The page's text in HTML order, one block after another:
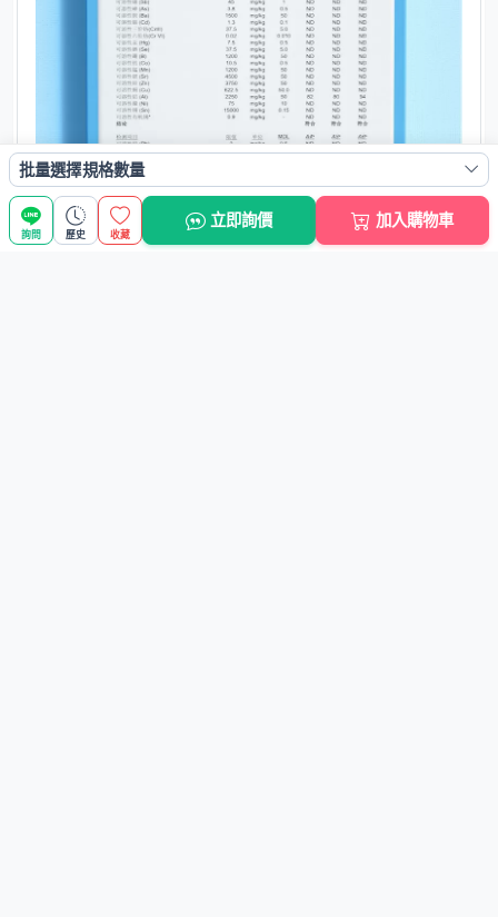
批量選擇規格數量
詢問 歷史 收藏
立即詢價 加入購物車